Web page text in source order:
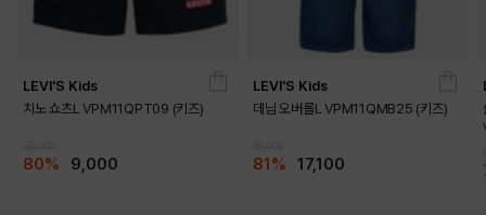
LEVI'S Kids
치노 쇼츠L VPM11QPT09 (키즈)
80% 9,000
LEVI'S Kids
데님 오버롤L VPM11QMB25 (키즈)
81% 17,100